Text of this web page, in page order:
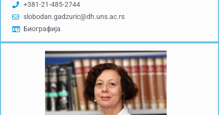
+381-21-485-2744
slobodan.gadzuric@dh.uns.ac.rs
Биографија